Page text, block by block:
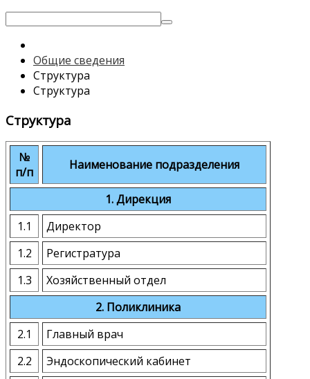
Общие сведения
Структура
Структура
Структура
№
п/п
Наименование подразделения
1. Дирекция
1.1
Директор
1.2
Регистратура
1.3
Хозяйственный отдел
2. Поликлиника
2.1
Главный врач
2.2
Эндоскопический кабинет